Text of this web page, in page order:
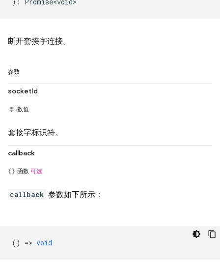
断开套接字连接。
参数
socketId
数值
套接字标识符。
callback
函数 可选
callback 参数如下所示：
() => void